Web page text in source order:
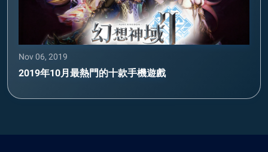
Nov 06, 2019
2019年10月最熱門的十款手機遊戲